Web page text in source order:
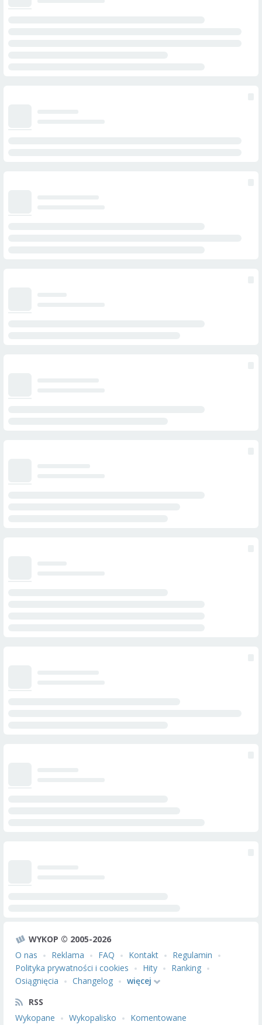
WYKOP © 2005-2026
O nas
Reklama FAQ Kontakt
Regulamin
Polityka prywatności i cookies
Hity
Ranking
Osiągnięcia
Changelog
więcej
RSS
Wykopane
Wykopalisko Komentowane